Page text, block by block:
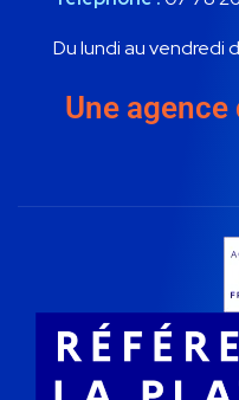
Du lundi au vendredi
Une